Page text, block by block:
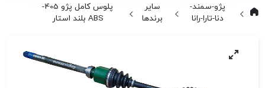
پژو-سمند-
دنا-تارا-رانا
سایر
برندها
پلوس کامل پژو 405-
ABS بلند استار